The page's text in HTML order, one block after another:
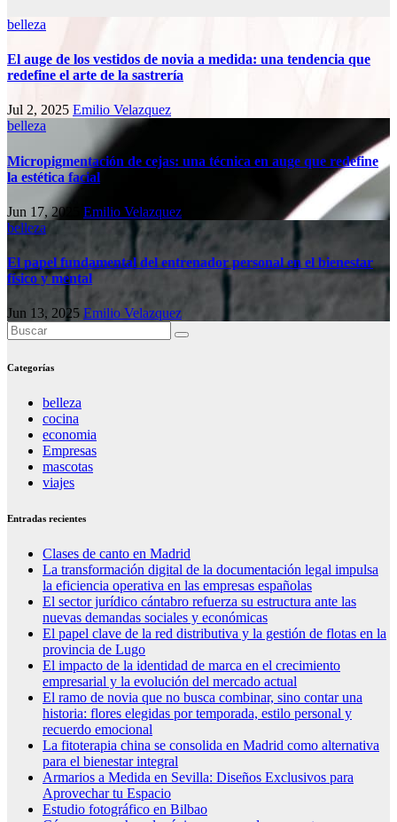
belleza
El auge de los vestidos de novia a medida: una tendencia que
redefine el arte de la sastrería
Jul 2, 2025 Emilio Velazquez
belleza
Micropigmentación de cejas: una técnica en auge que redefine
la estética facial
Jun 17, 2025 Emilio Velazquez
belleza
El papel fundamental del entrenador personal en el bienestar
físico y mental
Jun 13, 2025 Emilio Velazquez
Categorías
belleza
cocina
economia
Empresas
mascotas
viajes
Entradas recientes
Clases de canto en Madrid
La transformación digital de la documentación legal impulsa
la eficiencia operativa en las empresas españolas
El sector jurídico cántabro refuerza su estructura ante las
nuevas demandas sociales y económicas
El papel clave de la red distributiva y la gestión de flotas en la
provincia de Lugo
El impacto de la identidad de marca en el crecimiento
empresarial y la evolución del mercado actual
El ramo de novia que no busca combinar, sino contar una
historia: flores elegidas por temporada, estilo personal y
recuerdo emocional
La fitoterapia china se consolida en Madrid como alternativa
para el bienestar integral
Armarios a Medida en Sevilla: Diseños Exclusivos para
Aprovechar tu Espacio
Estudio fotográfico en Bilbao